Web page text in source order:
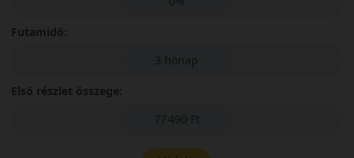
Futamidő:
3 hónap
Első részlet összege:
77 490 Ft